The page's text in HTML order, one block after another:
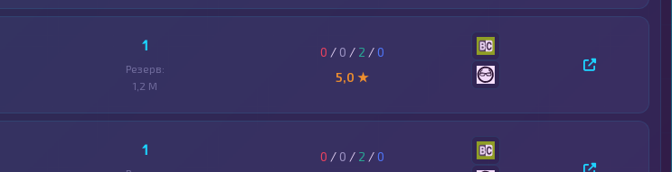
1
Резерв:
1,2 M
0 / 0 / 2 /0
5,0 ★
1 0 / 0 / 2 /0